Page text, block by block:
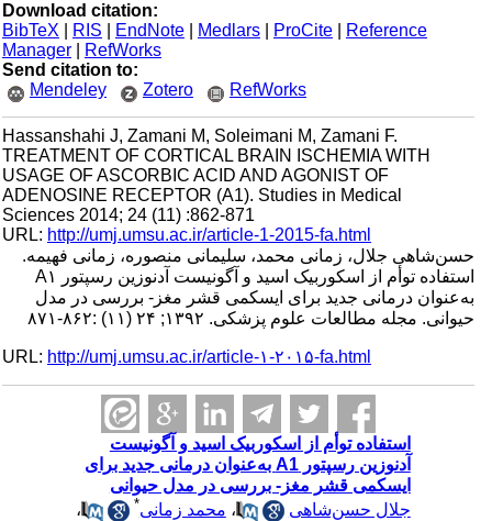
Download citation:
BibTeX
| RIS |EndNote |Medlars |ProCite |Reference
Manager
|RefWorks
Send citation to:
Mendeley
Zotero RefWorks
Hassanshahi J, Zamani M, Soleimani M, Zamani F.
TREATMENT OF CORTICAL BRAIN ISCHEMIA WITH
USAGE OF ASCORBIC ACID AND AGONIST OF
ADENOSINE RECEPTOR (A1). Studies in Medical
Sciences 2014; 24 (11) :862-871
URL:http://umj.umsu.ac.ir/article-1-2015-fa.html
حسن‌شاهی جلال، زمانی محمد، سلیمانی منصوره، زمانی فهیمه.
استفاده توأم از اسکوربیک اسید و آگونیست آدنوزین رسپتور A۱
به‌عنوان درمانی جدید برای ایسکمی قشر مغز- بررسی در مدل
حیوانی. مجله مطالعات علوم پزشکی. ۱۳۹۲; ۲۴ (۱۱) :۸۶۲-۸۷۱
URL:http://umj.umsu.ac.ir/article-۱-۲۰۱۵-fa.html
استفاده توأم از اسکوربیک اسید و آگونیست
آدنوزین رسپتور A1 به‌عنوان درمانی جدید برای
ایسکمی قشر مغز- بررسی در مدل حیوانی
جلال حسن‌شاهی
،محمد زمانی
،